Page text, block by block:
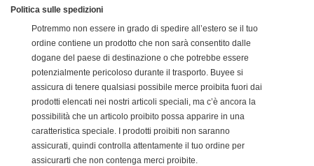
Politica sulle spedizioni
Potremmo non essere in grado di spedire all’estero se il tuo
ordine contiene un prodotto che non sarà consentito dalle
dogane del paese di destinazione o che potrebbe essere
potenzialmente pericoloso durante il trasporto. Buyee si
assicura di tenere qualsiasi possibile merce proibita fuori dai
prodotti elencati nei nostri articoli speciali, ma c’è ancora la
possibilità che un articolo proibito possa apparire in una
caratteristica speciale. I prodotti proibiti non saranno
assicurati, quindi controlla attentamente il tuo ordine per
assicurarti che non contenga merci proibite.